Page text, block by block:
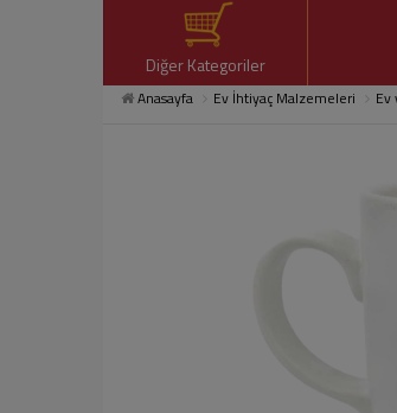
Diğer Kategoriler
Anasayfa Ev İhtiyaç Malzemeleri Ev